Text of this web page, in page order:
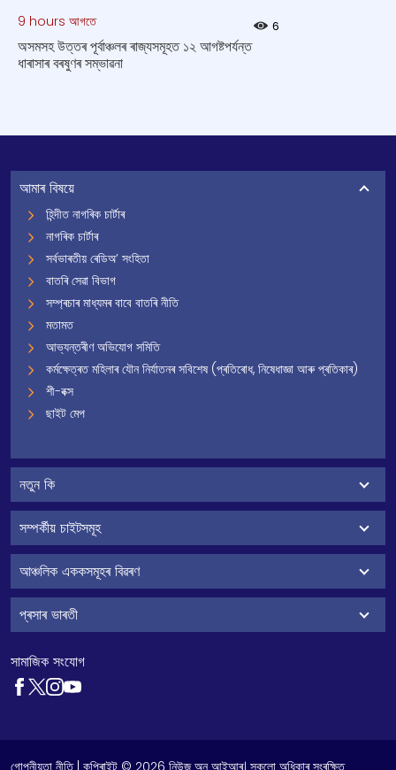
9 hours আগতে 6
অসমসহ উত্তৰ পূৰ্বাঞ্চলৰ ৰাজ্যসমূহত ১২ আগষ্টপর্যন্ত
ধাৰাসাৰ বৰষুণৰ সম্ভাৱনা
আমাৰ বিষয়ে
হিন্দীত নাগৰিক চাৰ্টাৰ
নাগৰিক চাৰ্টাৰ
সৰ্বভাৰতীয় ৰেডিঅ’ সংহিতা
বাতৰি সেৱা বিভাগ
সম্প্ৰচাৰ মাধ্যমৰ বাবে বাতৰি নীতি
মতামত
আভ্যন্তৰীণ অভিযোগ সমিতি
কৰ্মক্ষেত্ৰত মহিলাৰ যৌন নিৰ্যাতনৰ সবিশেষ (প্ৰতিৰোধ, নিষেধাজ্ঞা আৰু প্ৰতিকাৰ)
শী-বক্স
ছাইট মেপ
নতুন কি
সম্পৰ্কীয় চাইটসমূহ
আঞ্চলিক এককসমূহৰ বিৱৰণ
প্ৰসাৰ ভাৰতী
সামাজিক সংযোগ